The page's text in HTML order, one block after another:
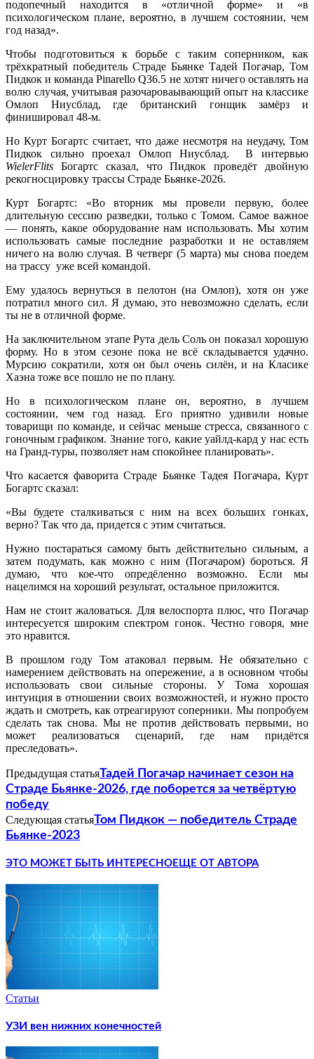
подопечный находится в «отличной форме» и «в
психологическом плане, вероятно, в лучшем состоянии, чем
год назад».
Чтобы подготовиться к борьбе с таким соперником, как
трёхкратный победитель Страде Бьянке Тадей Погачар, Том
Пидкок и команда Pinarello Q36.5 не хотят ничего оставлять на
волю случая, учитывая разочароваывающий опыт на классике
Омлоп Ниусблад, где британский гонщик замёрз и
финишировал 48-м.
Но Курт Богартс считает, что даже несмотря на неудачу, Том
Пидкок сильно проехал Омлоп Ниусблад. В интервью
WielerFlits Богартс сказал, что Пидкок проведёт двойную
рекогносцировку трассы Страде Бьянке-2026.
Курт Богартс: «Во вторник мы провели первую, более
длительную сессию разведки, только с Томом. Самое важное
— понять, какое оборудование нам использовать. Мы хотим
использовать самые последние разработки и не оставляем
ничего на волю случая. В четверг (5 марта) мы снова поедем
на трассу уже всей командой.
Ему удалось вернуться в пелотон (на Омлоп), хотя он уже
потратил много сил. Я думаю, это невозможно сделать, если
ты не в отличной форме.
На заключительном этапе Рута дель Соль он показал хорошую
форму. Но в этом сезоне пока не всё складывается удачно.
Мурсию сократили, хотя он был очень силён, и на Класике
Хаэна тоже все пошло не по плану.
Но в психологическом плане он, вероятно, в лучшем
состоянии, чем год назад. Его приятно удивили новые
товарищи по команде, и сейчас меньше стресса, связанного с
гоночным графиком. Знание того, какие уайлд-кард у нас есть
на Гранд-туры, позволяет нам спокойнее планировать».
Что касается фаворита Страде Бьянке Тадея Погачара, Курт
Богартс сказал:
«Вы будете сталкиваться с ним на всех больших гонках,
верно? Так что да, придется с этим считаться.
Нужно постараться самому быть действительно сильным, а
затем подумать, как можно с ним (Погачаром) бороться. Я
думаю, что кое-что опредёленно возможно. Если мы
нацелимся на хороший результат, остальное приложится.
Нам не стоит жаловаться. Для велоспорта плюс, что Погачар
интересуется широким спектром гонок. Честно говоря, мне
это нравится.
В прошлом году Том атаковал первым. Не обязательно с
намерением действовать на опережение, а в основном чтобы
использовать свои сильные стороны. У Тома хорошая
интуиция в отношении своих возможностей, и нужно просто
ждать и смотреть, как отреагируют соперники. Мы попробуем
сделать так снова. Мы не против действовать первыми, но
может реализоваться сценарий, где нам придётся
преследовать».
Предыдущая статьяТадей Погачар начинает сезон на
Страде Бьянке-2026, где поборется за четвёртую
победу
Следующая статьяТом Пидкок — победитель Страде
Бьянке-2023
ЭТО МОЖЕТ БЫТЬ ИНТЕРЕСНО ЕЩЕ ОТ АВТОРА
Статьи
УЗИ вен нижних конечностей